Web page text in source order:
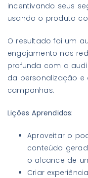
incentivando seus
usando o produto
O resultado foi um
engajamento nas
profunda com a
da personalização
campanhas.
Lições Aprendidas:
Aproveitar o
conteúdo
o alcance de
Criar